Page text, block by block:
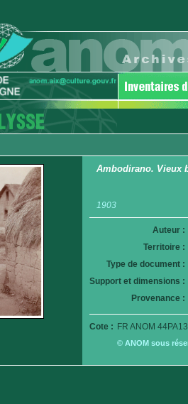
Ambodirano. Vieux
1903
Auteur :
Territoire :
Type de document :
Support et dimensions :
Provenance :
Cote : FR ANOM
© ANOM sous